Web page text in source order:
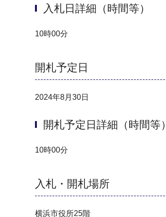
入札日詳細（時間等）
10時00分
開札予定日
2024年8月30日
開札予定日詳細（時間等）
10時00分
入札・開札場所
横浜市役所25階